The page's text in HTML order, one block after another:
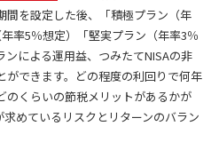
間を設定した後、「積極プラン（年
率5％想定）「堅実プラン（年率3％
による運用益、つみたてNISAの非
できます。どの程度の利回りで何年
のくらいの節税メリットがあるかが
めているリスクとリターンのバラン